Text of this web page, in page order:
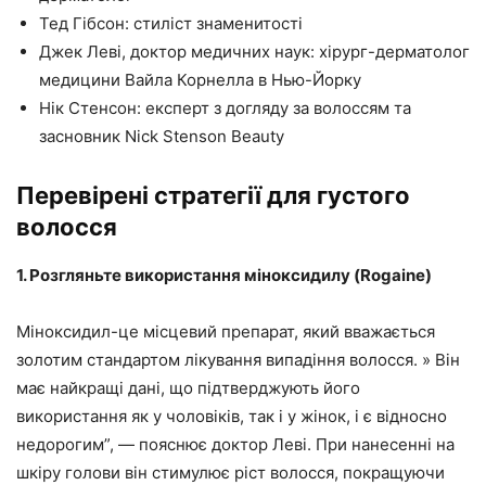
Тед Гібсон: стиліст знаменитості
Джек Леві, доктор медичних наук: хірург-дерматолог
медицини Вайла Корнелла в Нью-Йорку
Нік Стенсон: експерт з догляду за волоссям та
засновник Nick Stenson Beauty
Перевірені стратегії для густого
волосся
1. Розгляньте використання міноксидилу (Rogaine)
Міноксидил-це місцевий препарат, який вважається
золотим стандартом лікування випадіння волосся. » Він
має найкращі дані, що підтверджують його
використання як у чоловіків, так і у жінок, і є відносно
недорогим”, — пояснює доктор Леві. При нанесенні на
шкіру голови він стимулює ріст волосся, покращуючи